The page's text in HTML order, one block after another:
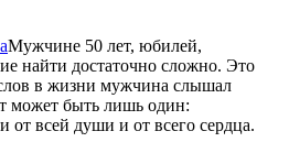
Мужчине 50 лет, юбилей,
найти достаточно сложно. Это
в жизни мужчина слышал
может быть лишь один:
от всей души и от всего сердца.